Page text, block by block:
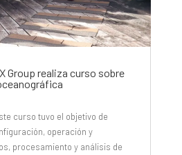
Group realiza curso sobre
curso tuvo el objetivo de
operación y
procesamiento y análisis de